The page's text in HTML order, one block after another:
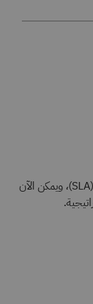
زادت شركة Türk Telekom من توفر مستوى الخدمة (SLA)، ويمكن الآن